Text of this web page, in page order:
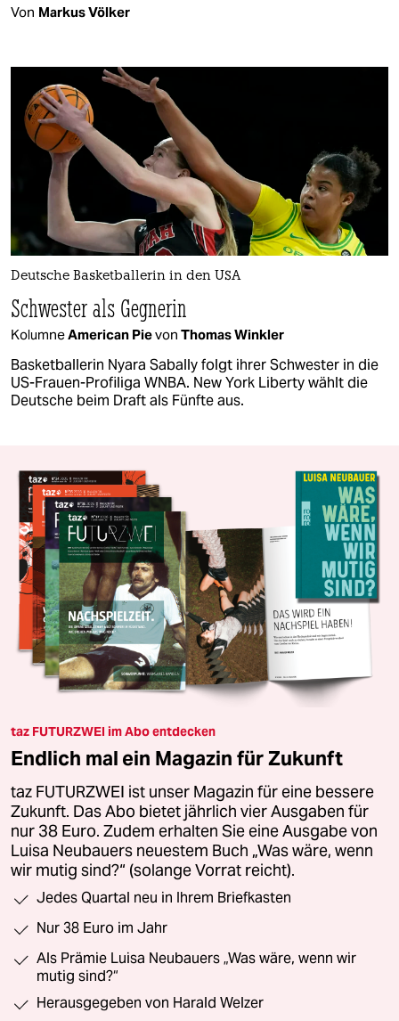
Von Markus Völker
Deutsche Basketballerin in den USA
Schwester als Gegnerin
KolumneAmerican Pievon Thomas Winkler
Basketballerin Nyara Sabally folgt ihrer Schwester in die
US-Frauen-Profiliga WNBA. New York Liberty wählt die
Deutsche beim Draft als Fünfte aus.
taz FUTURZWEI im Abo entdecken
Endlich mal ein Magazin für Zukunft
taz FUTURZWEI ist unser Magazin für eine bessere
Zukunft. Das Abo bietet jährlich vier Ausgaben für
nur 38 Euro. Zudem erhalten Sie eine Ausgabe von
Luisa Neubauers neuestem Buch „Was wäre, wenn
wir mutig sind?“ (solange Vorrat reicht).
Jedes Quartal neu in Ihrem Briefkasten
Nur 38 Euro im Jahr
Als Prämie Luisa Neubauers „Was wäre, wenn wir
mutig sind?“
Herausgegeben von Harald Welzer